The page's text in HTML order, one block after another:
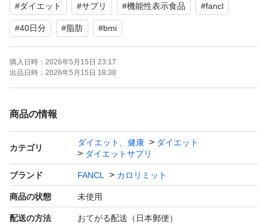
【内容量】40日分 (160粒)
【商品の状態】未使用
#ダイエット #サプリ #機能性表示食品 #fancl
#40日分 #脂肪 #bmi
購入日時： 2026年5月15日 23:17
出品日時： 2026年5月15日 18:38
商品の情報
カテゴリ
ダイエット、健康
ダイエット
ダイエットサプリ
ブランド FANCL カロリミット
商品の状態 未使用
配送の方法 おてがる配送（日本郵便）